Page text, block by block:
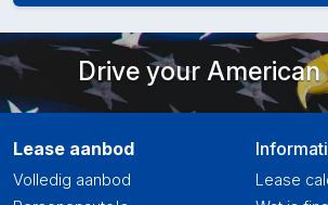
Drive your American
Lease aanbod
Volledig aanbod
Lease